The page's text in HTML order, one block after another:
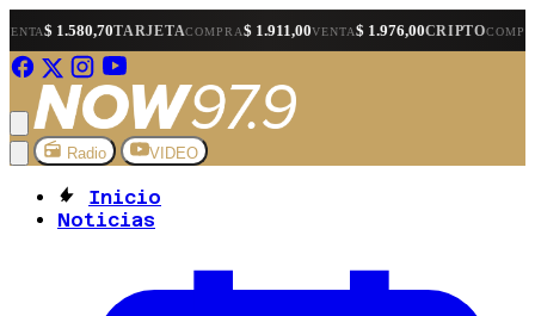
TARJETACOMPRA$ 1.911,00VENTA $ 1.976,00CRIPTOCOMPRA$ 1.570,65
Radio VIDEO
Inicio
Noticias